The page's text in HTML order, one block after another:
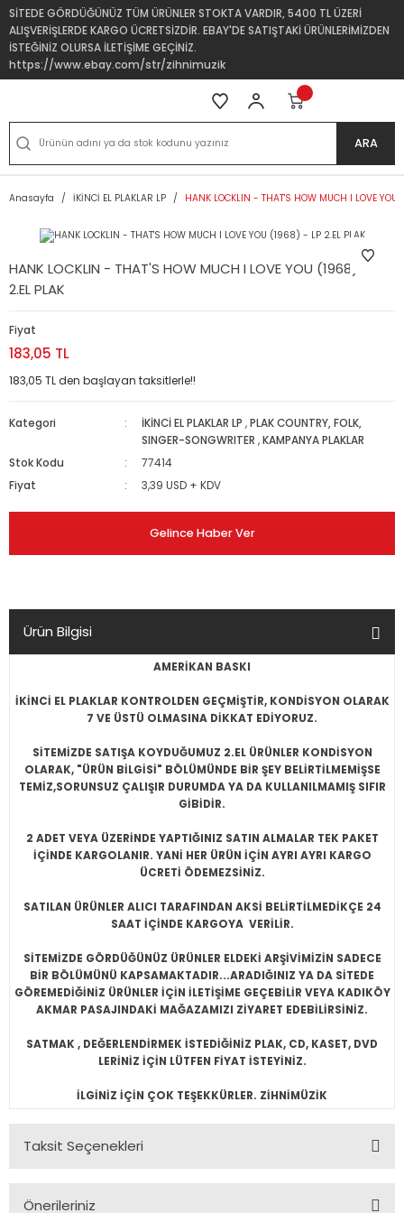
SİTEDE GÖRDÜĞÜNÜZ TÜM ÜRÜNLER STOKTA VARDIR, 5400 TL ÜZERİ
ALIŞVERİŞLERDE KARGO ÜCRETSİZDİR. EBAY'DE SATIŞTAKİ ÜRÜNLERİMİZDEN
İSTEĞİNİZ OLURSA İLETİŞİME GEÇİNİZ.
https://www.ebay.com/str/zihnimuzik
ARA
Anasayfa İKİNCİ EL PLAKLAR LP HANK LOCKLIN - THAT'S HOW MUCH I LOVE
HANK LOCKLIN - THAT'S HOW MUCH I LOVE YOU (1968) - LP
2.EL PLAK
Fiyat
183,05 TL
183,05 TL den başlayan taksitlerle!!
Kategori İKİNCİ EL PLAKLAR LP ,PLAK COUNTRY, FOLK,
SINGER-SONGWRITER ,KAMPANYA PLAKLAR
Stok Kodu
77414
Fiyat
3,39 USD + KDV
Gelince Haber Ver
Ürün Bilgisi
AMERİKAN BASKI
İKİNCİ EL PLAKLAR KONTROLDEN GEÇMİŞTİR, KONDİSYON OLARAK
7 VE ÜSTÜ OLMASINA DİKKAT EDİYORUZ.
SİTEMİZDE SATIŞA KOYDUĞUMUZ 2.EL ÜRÜNLER KONDİSYON
OLARAK, "ÜRÜN BİLGİSİ" BÖLÜMÜNDE BİR ŞEY BELİRTİLMEMİŞSE
TEMİZ,SORUNSUZ ÇALIŞIR DURUMDA YA DA KULLANILMAMIŞ SIFIR
GİBİDİR.
2 ADET VEYA ÜZERİNDE YAPTIĞINIZ SATIN ALMALAR TEK PAKET
İÇİNDE KARGOLANIR. YANİ HER ÜRÜN İÇİN AYRI AYRI KARGO
ÜCRETİ ÖDEMEZSİNİZ.
SATILAN ÜRÜNLER ALICI TARAFINDAN AKSİ BELİRTİLMEDİKÇE 24
SAAT İÇİNDE KARGOYA VERİLİR.
SİTEMİZDE GÖRDÜĞÜNÜZ ÜRÜNLER ELDEKİ ARŞİVİMİZİN SADECE
BİR BÖLÜMÜNÜ KAPSAMAKTADIR...ARADIĞINIZ YA DA SİTEDE
GÖREMEDİĞİNİZ ÜRÜNLER İÇİN İLETİŞİME GEÇEBİLİR VEYA KADIKÖY
AKMAR PASAJINDAKİ MAĞAZAMIZI ZİYARET EDEBİLİRSİNİZ.
SATMAK , DEĞERLENDİRMEK İSTEDİĞİNİZ PLAK, CD, KASET, DVD
LERİNİZ İÇİN LÜTFEN FİYAT İSTEYİNİZ.
İLGİNİZ İÇİN ÇOK TEŞEKKÜRLER. ZİHNİMÜZİK
Taksit Seçenekleri
Önerileriniz